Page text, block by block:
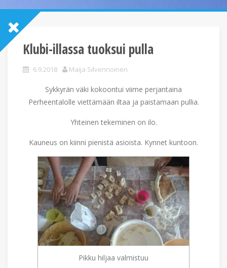
Klubi-illassa tuoksui pulla
6.9.2018 Maija Silvennoinen
Sykkyrän väki kokoontui viime perjantaina
Perheentalolle viettämään iltaa ja paistamaan pullia.
Yhteinen tekeminen on ilo.
Kauneus on kiinni pienistä asioista. Kynnet kuntoon.
Pikku hiljaa valmistuu